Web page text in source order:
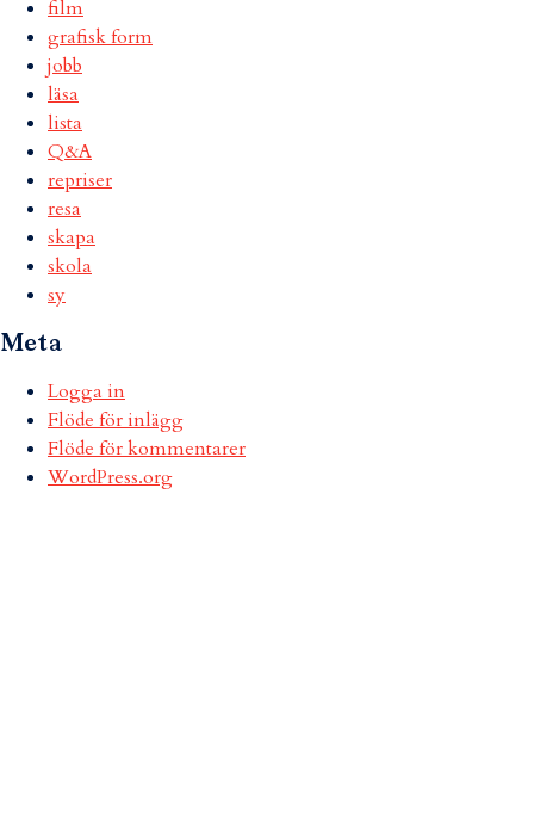
film
grafisk form
jobb
läsa
lista
Q&A
repriser
resa
skapa
skola
sy
Meta
Logga in
Flöde för inlägg
Flöde för kommentarer
WordPress.org